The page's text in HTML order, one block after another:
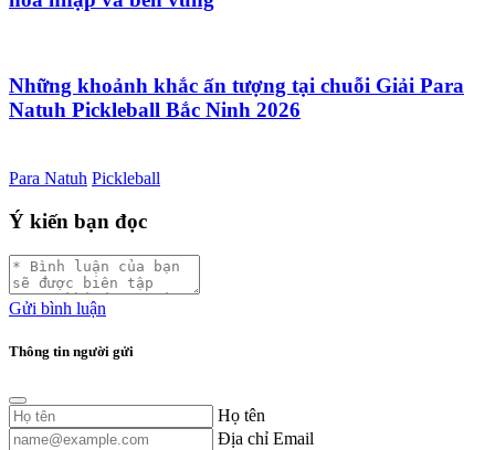
Những khoảnh khắc ấn tượng tại chuỗi Giải Para
Natuh Pickleball Bắc Ninh 2026
Para Natuh Pickleball
Ý kiến bạn đọc
Gửi bình luận
Thông tin người gửi
Họ tên
Địa chỉ Email